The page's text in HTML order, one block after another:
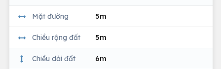
Mặt đường 5m
Chiều rộng đất 5m
Chiều dài đất 6m